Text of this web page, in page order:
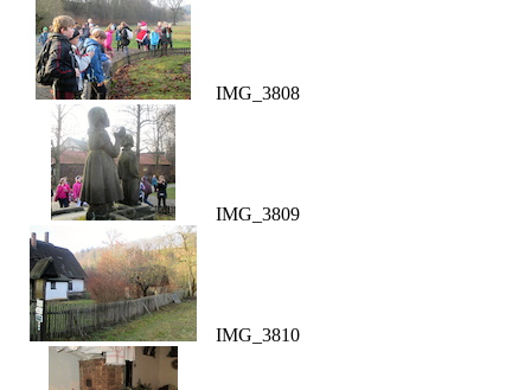
IMG_3808
IMG_3809
IMG_3810